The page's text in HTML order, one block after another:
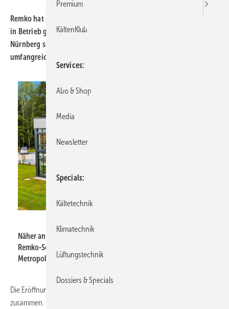
Remko hat in Illschwang ein neues Schulungs- und Servicecenter
in Betrieb genommen. Der Standort in der Metropolregion
Nürnberg soll Partner in Süddeutschland mit einem
umfangreichen Angebot versorgen.
Näher an den Partnern im Süden Deutschlands: Das neue
Remko-Schulungs- und Servicecenter liegt in der
Metropolregion Nürnberg.
Die Eröffnung fällt mit dem 50-jährigen Firmenjubiläum des Herstellers
zusammen. Das Schulungszentrum umfasst eine Fläche von rund 600
Premium
KältenKlub
Services
Abo & Shop
Media
Newsletter
Specials
Kältetechnik
Klimatechnik
Lüftungstechnik
Dossiers & Specials